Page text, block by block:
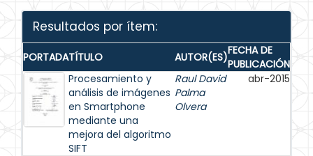
Resultados por ítem:
PORTADATÍTULO AUTOR(ES)FECHA DE
PUBLICACIÓN
Procesamiento y
análisis de imágenes
en Smartphone
mediante una
mejora del algoritmo
SIFT
Raul David
Palma
Olvera
abr-2015